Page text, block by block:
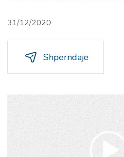
31/12/2020
Shperndaje
Lojtës
Videosh